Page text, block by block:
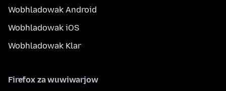
Wobhladowak Android
Wobhladowak iOS
Wobhladowak Klar
Firefox za wuwiwarjow